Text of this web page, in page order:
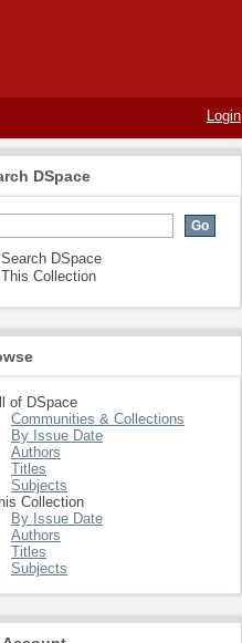
de Derecho
Login
DSpace
Search DSpace
This Collection
of DSpace
Communities & Collections
By Issue Date
Authors
Titles
Subjects
Collection
By Issue Date
Authors
Titles
Subjects